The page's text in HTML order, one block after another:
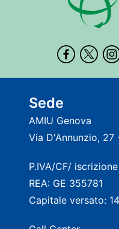
Sede
AMIU Genova
Via D'Annunzio, 27
P.IVA/CF/
REA: GE 355781
Capitale versato: